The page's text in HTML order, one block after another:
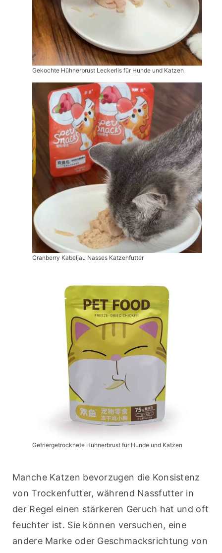
Gekochte Hühnerbrust Leckerlis für Hunde und Katzen
Cranberry Kabeljau Nasses Katzenfutter
Gefriergetrocknete Hühnerbrust für Hunde und Katzen
Manche Katzen bevorzugen die Konsistenz
von Trockenfutter, während Nassfutter in
der Regel einen stärkeren Geruch hat und oft
feuchter ist. Sie können versuchen, eine
andere Marke oder Geschmacksrichtung von